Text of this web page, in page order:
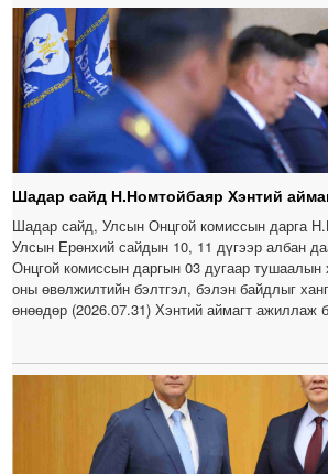
Шадар сайд Н.Номтойбаяр Хэнтий
Шадар сайд, Улсын Онцгой комиссын дарга
Улсын Ерөнхий сайдын 10, 11 дүгээр албан
Онцгой комиссын даргын 03 дугаар тушаалын
оны өвөлжилтийн бэлтгэл, бэлэн байдлыг
өнөөдөр (2026.07.31) Хэнтий аймагт ажиллаж